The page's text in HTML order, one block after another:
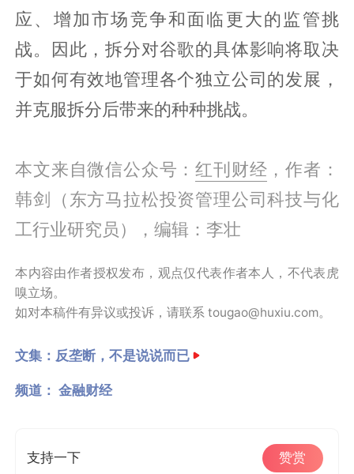
应、增加市场竞争和面临更大的监管挑
战。因此，拆分对谷歌的具体影响将取决
于如何有效地管理各个独立公司的发展，
并克服拆分后带来的种种挑战。
本文来自微信公众号：红刊财经 ，作者：
韩剑（东方马拉松投资管理公司科技与化
工行业研究员），编辑：李壮
本内容由作者授权发布，观点仅代表作者本人，不代表虎
嗅立场。
如对本稿件有异议或投诉，请联系 tougao@huxiu.com。
文集： 反垄断，不是说说而已
频道： 金融财经
支持一下 赞赏